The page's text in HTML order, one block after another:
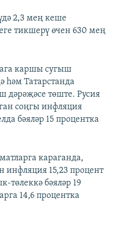
2,3 мең кеше
тикшерү өчен 630 мең
каршы сугыш
һәм Татарстанда
дәрәҗәсе төште. Русия
соңгы инфляция
бәяләр 15 процентка
караганда,
инфляция 15,23 процент
төлеккә бәяләр 19
14,6 процентка